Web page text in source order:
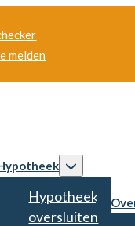
melden
Hypotheek
oversluiten